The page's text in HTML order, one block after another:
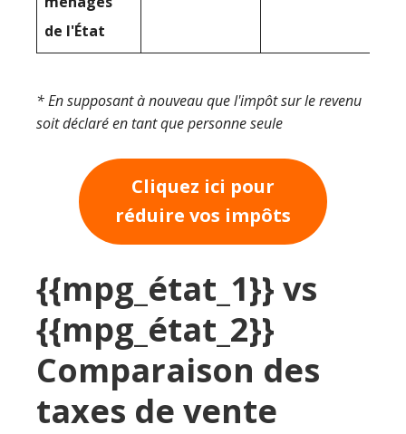
de l'État
* En supposant à nouveau que l'impôt sur le revenu
soit déclaré en tant que personne seule
Cliquez ici pour
réduire vos impôts
{{mpg_état_1}} vs
{{mpg_état_2}}
Comparaison des
taxes de vente